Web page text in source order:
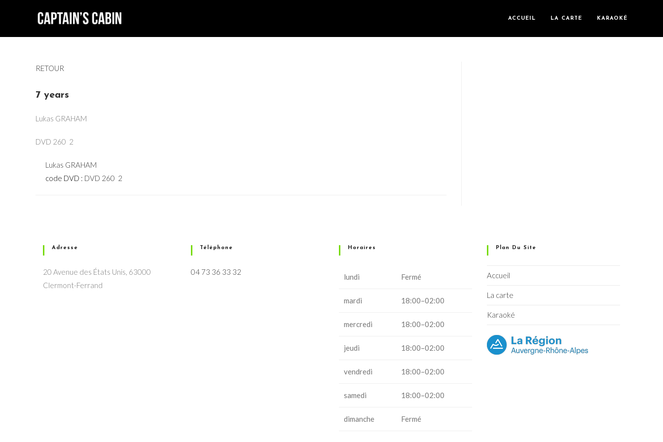
ACCUEIL LA CARTE KARAOKÉ
RETOUR
7 years
Lukas GRAHAM
DVD 260  2
Lukas GRAHAM
code DVD : DVD 260  2
Adresse
20 Avenue des États Unis, 63000
Clermont-Ferrand
Téléphone
04 73 36 33 32
Horaires
lundi Fermé
mardi 18:00–02:00
mercredi 18:00–02:00
jeudi 18:00–02:00
vendredi 18:00–02:00
samedi 18:00–02:00
dimanche Fermé
Plan Du Site
Accueil
La carte
Karaoké